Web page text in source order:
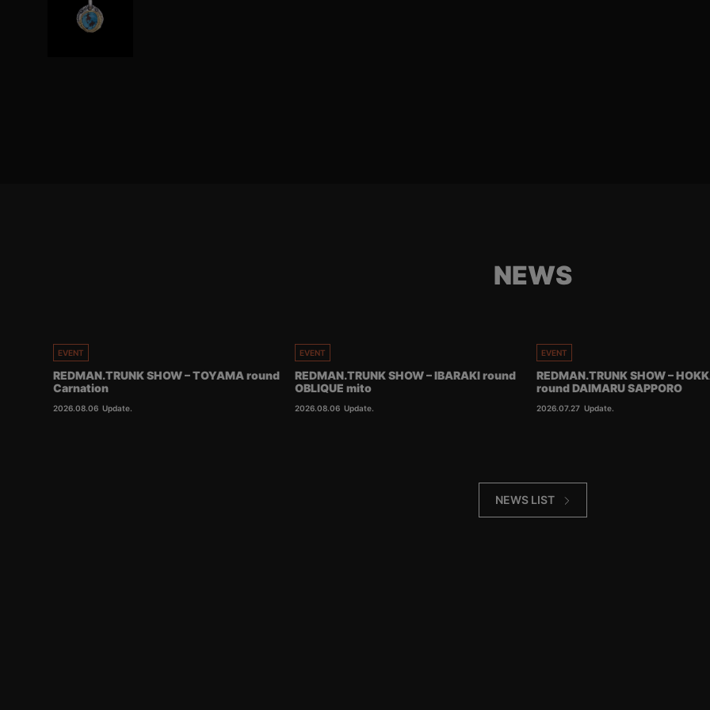
NEWS
EVENT
REDMAN.TRUNK SHOW – TOYAMA round
Carnation
2026.08.06 Update.
EVENT
REDMAN.TRUNK SHOW – IBARAKI round
OBLIQUE mito
2026.08.06 Update.
EVENT
REDMAN.TRUNK SHOW –
round DAIMARU SAPPORO
2026.07.27 Update.
NEWS LIST